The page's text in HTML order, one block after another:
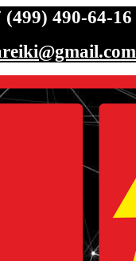
490-64-16